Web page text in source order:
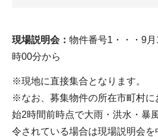
現場説明会： 物件番号1・・・9
時00分から
※現地に直接集合となります。
※なお、募集物件の所在市町村に
始2時間前時点で大雨・洪水・暴
令されている場合は現場説明会を